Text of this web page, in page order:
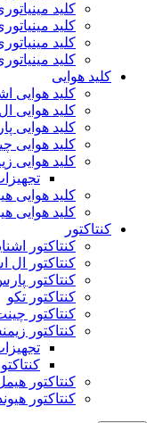
کلید
کلید
کلید
کلید
کلید هوایی
کلید هوایی
کلید هوایی
کلید هوایی
کلید هوایی
کلید هوایی
کلید هوایی
کلید هوایی
کنتاکتور
کنتاکتور
کنتاکتور ال
کنتاکتور
کنتاکتور تکو
کنتاکتور
کنتاکتور
کنتاکتور
کنتاکتور